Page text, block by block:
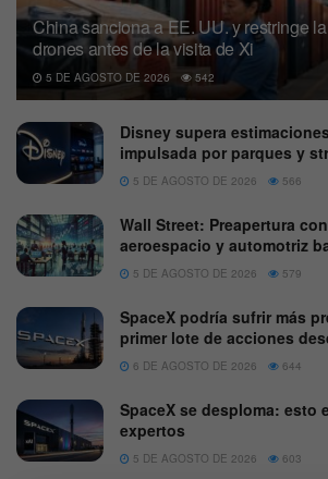
China sanciona a EE. UU. y restringe
drones antes de la visita de Xi
5 DE AGOSTO DE 2026 542
Disney supera
impulsada por parques y
5 DE AGOSTO DE 2026 566
Wall Street: Preapertura
aeroespacio y automotriz
5 DE AGOSTO DE 2026 579
SpaceX podría sufrir más
primer lote de acciones
6 DE AGOSTO DE 2026 644
SpaceX se desploma: esto
expertos
5 DE AGOSTO DE 2026 603